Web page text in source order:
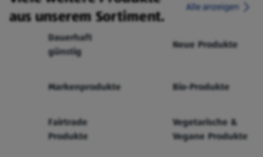
aus unserem Sortiment.
Alle anzeigen
Dauerhaft
günstig
Neue Produkte
Markenprodukte Bio-Produkte
Fairtrade
Produkte
Vegetarische &
Vegane Produkte